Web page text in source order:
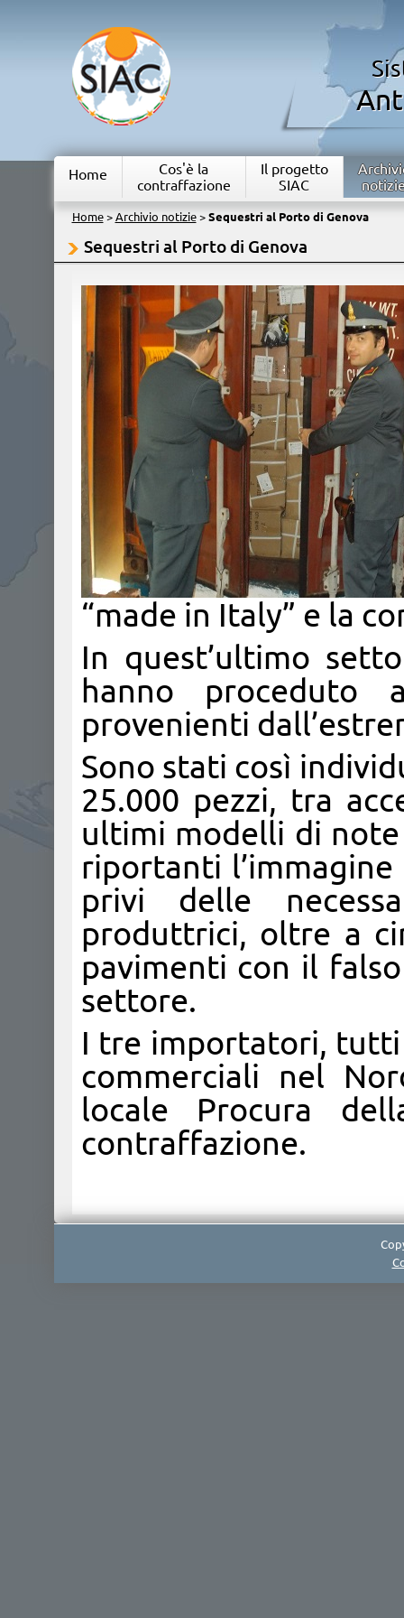
Home
Cos'è la
contraffazione
Il progetto
SIAC
Home> Archivio notizie> Sequestri al Porto di Genova
Sequestri al Porto di Genova
“made in Italy” e la
In quest’ultimo
hanno
provenienti
Sono stati così
25.000 pezzi, tra
ultimi modelli di
riportanti
privi delle
produttrici, oltre a
pavimenti con il
settore.
I tre importatori,
commerciali nel
locale Procura
contraffazione.